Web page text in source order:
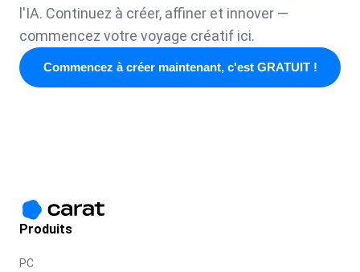
l'IA. Continuez à créer, affiner et innover —
commencez votre voyage créatif ici.
Commencez à créer maintenant, c'est GRATUIT !
Produits
PC